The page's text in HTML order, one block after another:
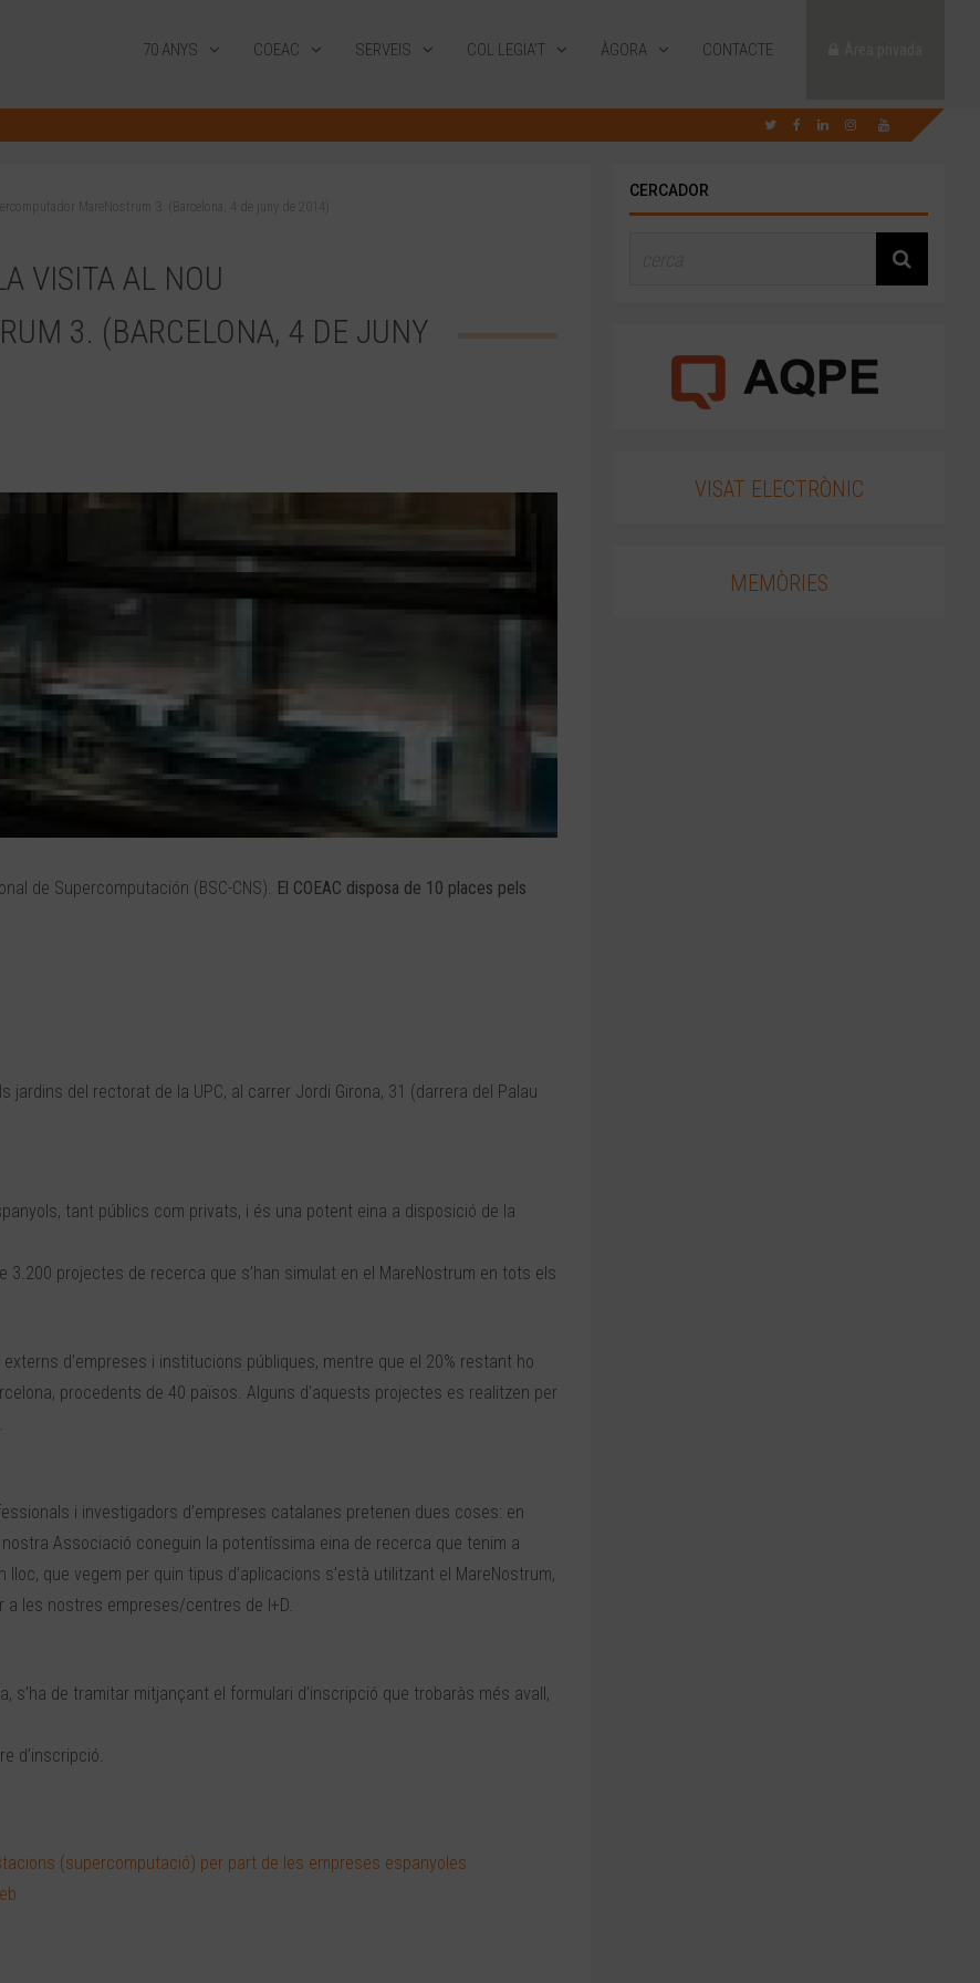
70 ANYS COEAC SERVEIS COL·LEGIA’T ÀGORA CONTACTE
MareNostrum 3. (Barcelona, 4 de juny de 2014)
VISITA AL NOU
3. (BARCELONA, 4 DE JUNY
de Supercomputación (BSC-CNS). El COEAC disposa de 10 places pels
jardins del rectorat de la UPC, al carrer Jordi Girona, 31 (darrera del Palau
tant públics com privats, i és una potent eina a disposició de la
3.200 projectes de recerca que s’han simulat en el MareNostrum en tots els
d’empreses i institucions públiques, mentre que el 20% restant ho
procedents de 40 països. Alguns d’aquests projectes es realitzen per
i investigadors d’empreses catalanes pretenen dues coses: en
Associació coneguin la potentíssima eina de recerca que tenim a
que vegem per quin tipus d’aplicacions s’està utilitzant el MareNostrum,
a les nostres empreses/centres de I+D.
de tramitar mitjançant el formulari d’inscripció que trobaràs més avall,
d’inscripció.
(supercomputació) per part de les empreses espanyoles
CERCADOR
VISAT ELECTRÒNIC
MEMÒRIES